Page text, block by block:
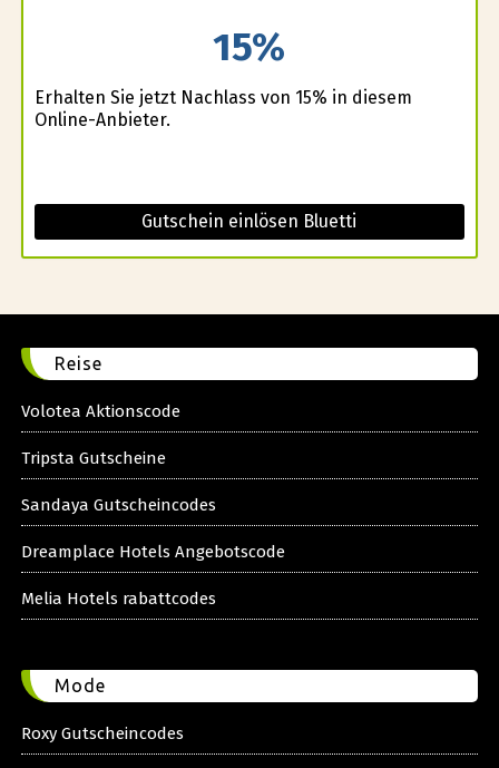
15%
Erhalten Sie jetzt Nachlass von 15% in diesem
Online-Anbieter.
Gutschein einlösen Bluetti
Reise
Volotea Aktionscode
Tripsta Gutscheine
Sandaya Gutscheincodes
Dreamplace Hotels Angebotscode
Melia Hotels rabattcodes
Mode
Roxy Gutscheincodes